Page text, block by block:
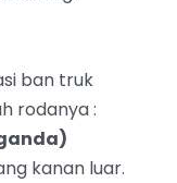
ban truk
rodanya :
kanan luar.